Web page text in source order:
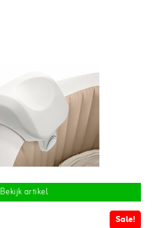
Bekijk artikel
Sale!